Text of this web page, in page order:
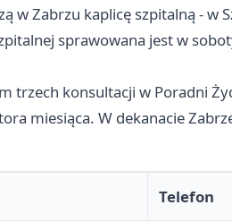
Zabrzu kaplicę szpitalną - w
sprawowana jest w
trzech konsultacji w Poradni
miesiąca. W dekanacie
Telefon